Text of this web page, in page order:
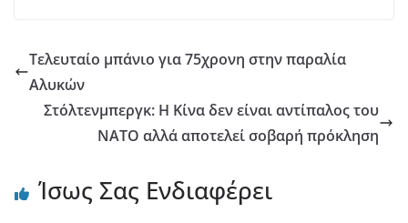
Τελευταίο μπάνιο για 75χρονη στην παραλία
Αλυκών
Στόλτενμπεργκ: Η Κίνα δεν είναι αντίπαλος του
ΝΑΤΟ αλλά αποτελεί σοβαρή πρόκληση
Ίσως Σας Ενδιαφέρει